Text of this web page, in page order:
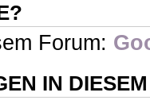
Forum:
IN